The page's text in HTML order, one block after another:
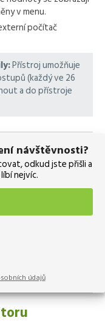
návštěvnosti?
odkud jste přišli a
nejvíc.
údajů
v menu.
počítač
Přístroj umožňuje
(každý ve 26
a do přístroje
přesnější
protokol o výstupní
kalibrace.
kalibrační